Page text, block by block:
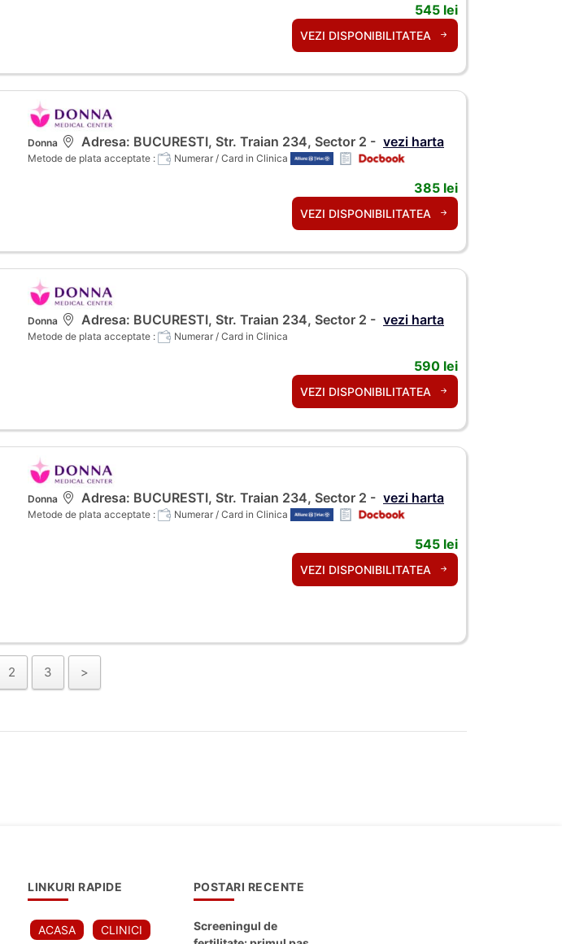
545 lei
VEZI DISPONIBILITATEA
Donna Adresa: BUCURESTI, Str. Traian 234, Sector 2 - vezi harta
Metode de plata acceptate : Numerar / Card in Clinica
385 lei
VEZI DISPONIBILITATEA
Donna Adresa: BUCURESTI, Str. Traian 234, Sector 2 - vezi harta
Metode de plata acceptate : Numerar / Card in Clinica
590 lei
VEZI DISPONIBILITATEA
Donna Adresa: BUCURESTI, Str. Traian 234, Sector 2 - vezi harta
Metode de plata acceptate : Numerar / Card in Clinica
545 lei
VEZI DISPONIBILITATEA
2 3 >
LINKURI RAPIDE
ACASA CLINICI
POSTARI RECENTE
Screeningul de